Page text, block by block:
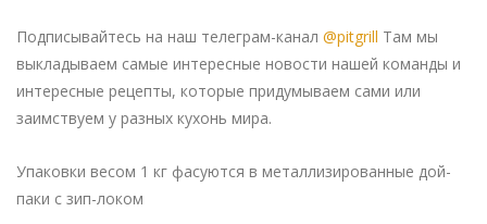
Подписывайтесь на наш телеграм-канал @pitgrill Там мы
выкладываем самые интересные новости нашей команды и
интересные рецепты, которые придумываем сами или
заимствуем у разных кухонь мира.
Упаковки весом 1 кг фасуются в металлизированные дой-
паки с зип-локом